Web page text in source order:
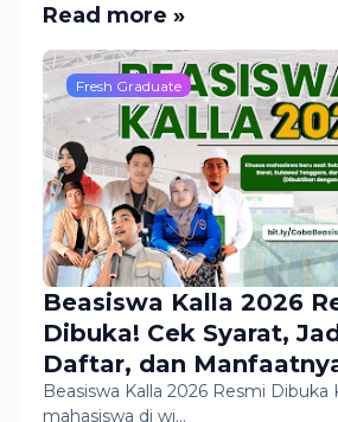
Read more »
Fresh Graduate
Beasiswa Kalla 2026
Dibuka! Cek Syarat,
Daftar, dan
Beasiswa Kalla 2026 Resmi Dibuka
mahasiswa di wi…